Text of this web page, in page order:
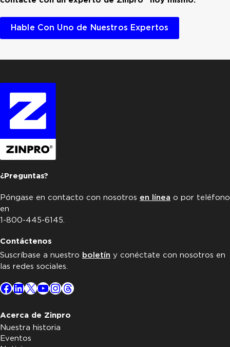
Hable Con Uno de Nuestros Expertos
¿Preguntas?
Póngase en contacto con nosotros en línea o por teléfono
en
1-800-445-6145.
Contáctenos
Suscríbase a nuestro boletín y conéctate con nosotros en
las redes sociales.
Facebook
LinkedIn
X YouTube
Instagram
Threads
Acerca de Zinpro
Nuestra historia
Eventos